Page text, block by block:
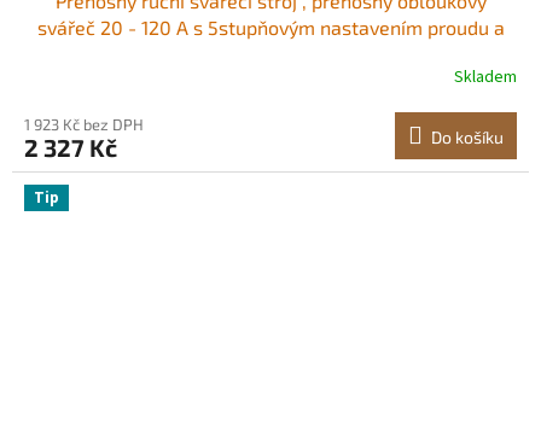
svářeč 20 - 120 A s 5stupňovým nastavením proudu a
startu vhodný pro svařovací dráty 1,6 mm - 3,2 mm
Skladem
1 923 Kč bez DPH
2 327 Kč Do košíku
Tip